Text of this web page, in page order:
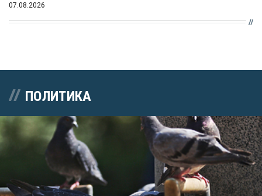
07.08.2026
ПОЛИТИКА